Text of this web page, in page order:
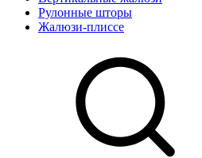
Рулонные шторы
Жалюзи-плиссе